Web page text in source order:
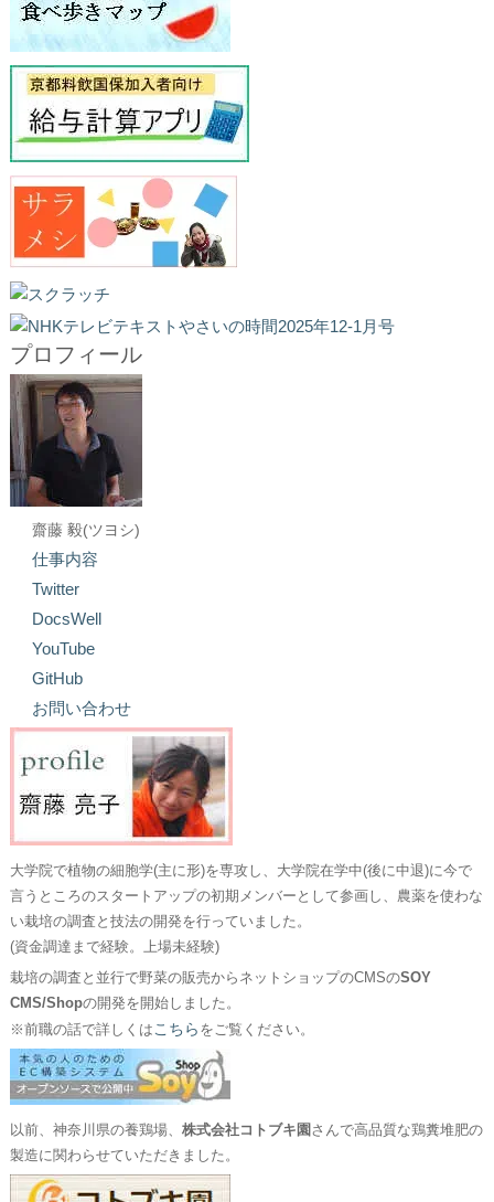
プロフィール
齋藤 毅(ツヨシ)
仕事内容
Twitter
DocsWell
YouTube
GitHub
お問い合わせ
大学院で植物の細胞学(主に形)を専攻し、大学院在学中(後に中退)に今で
言うところのスタートアップの初期メンバーとして参画し、農薬を使わな
い栽培の調査と技法の開発を行っていました。
(資金調達まで経験。上場未経験)
栽培の調査と並行で野菜の販売からネットショップのCMSのSOY
CMS/Shopの開発を開始しました。
※前職の話で詳しくはこちら をご覧ください。
以前、神奈川県の養鶏場、 株式会社コトブキ園 さんで高品質な鶏糞堆肥の
製造に関わらせていただきました。